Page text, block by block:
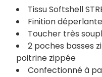
Tissu Softshell
Finition
Toucher très
2 poches basses
poitrine zippée
Confectionné à